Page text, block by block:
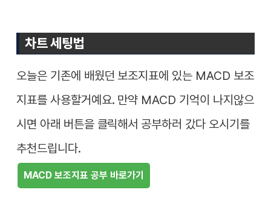
차트 세팅법
오늘은 기존에 배웠던 보조지표에 있는 MACD 보조
지표를 사용할거예요. 만약 MACD 기억이 나지않으
시면 아래 버튼을 클릭해서 공부하러 갔다 오시기를
추천드립니다.
MACD 보조지표 공부 바로가기